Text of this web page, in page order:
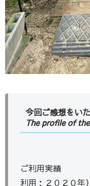
今回ご感想をい
The profile of
ご利用実績 ブ
利用：２０２０年）